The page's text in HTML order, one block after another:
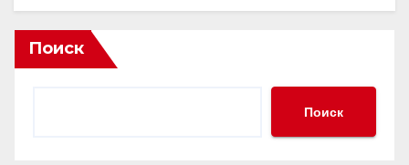
at
s
A
er e
n
р
ть
Поиск
Поиск